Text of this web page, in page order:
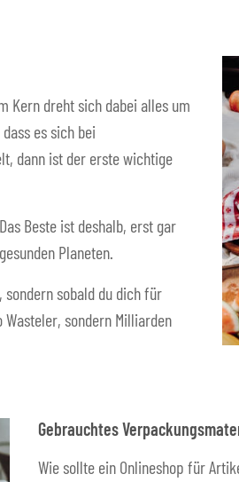
Kern dreht sich dabei alles um
es sich bei
dann ist der erste wichtige
Beste ist deshalb, erst gar
Planeten.
sobald du dich für
sondern Milliarden
Gebrauchtes
Wie sollte ein Onlineshop für